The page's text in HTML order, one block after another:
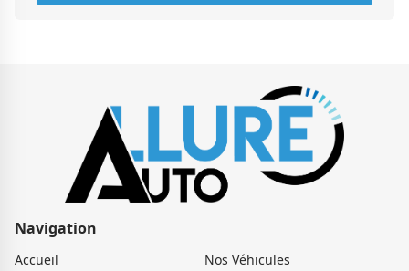
Navigation
Accueil
Nos Véhicules